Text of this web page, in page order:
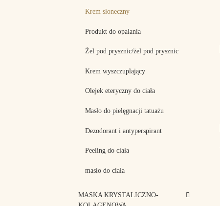
Krem słoneczny
Produkt do opalania
Żel pod prysznic/żel pod prysznic
Krem wyszczuplający
Olejek eteryczny do ciała
Masło do pielęgnacji tatuażu
Dezodorant i antyperspirant
Peeling do ciała
masło do ciała
MASKA KRYSTALICZNO-